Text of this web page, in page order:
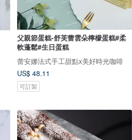
父親節蛋糕-舒芙蕾雲朵檸檬蛋糕#柔
軟蓬鬆#生日蛋糕
蕾安娜法式手工甜點x美好時光咖啡
US$ 48.11
可訂製